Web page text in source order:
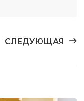
СЛЕДУЮЩАЯ